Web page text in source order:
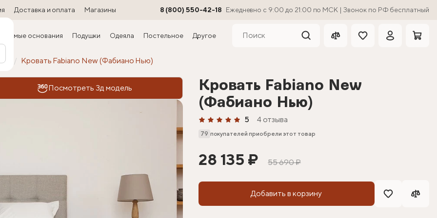
Доставка и оплата Магазины 8 (800) 550-42-18 Ежедневно с 9:00 до 21:00 по МСК | Звонок по РФ бесплатный
основания Подушки Одеяла Постельное Другое
Кровать Fabiano New (Фабиано Нью)
Посмотреть 3д модель
Кровать Fabiano New
(Фабиано Нью)
5 4 отзыва
79 покупателей приобрели этот товар
28 135 ₽ 55 690 ₽
Добавить в корзину